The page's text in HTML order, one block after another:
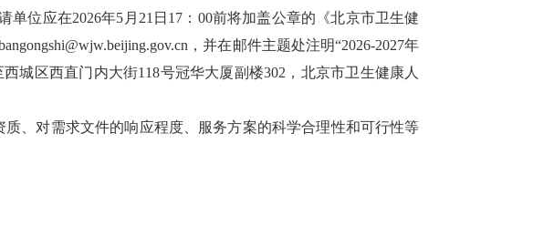
单位应在2026年5月21日17：00前将加盖公章的《北京市卫生健
，并在邮件主题处注明“2026-2027年
西城区西直门内大街118号冠华大厦副楼302，北京市卫生健康人
、对需求文件的响应程度、服务方案的科学合理性和可行性等